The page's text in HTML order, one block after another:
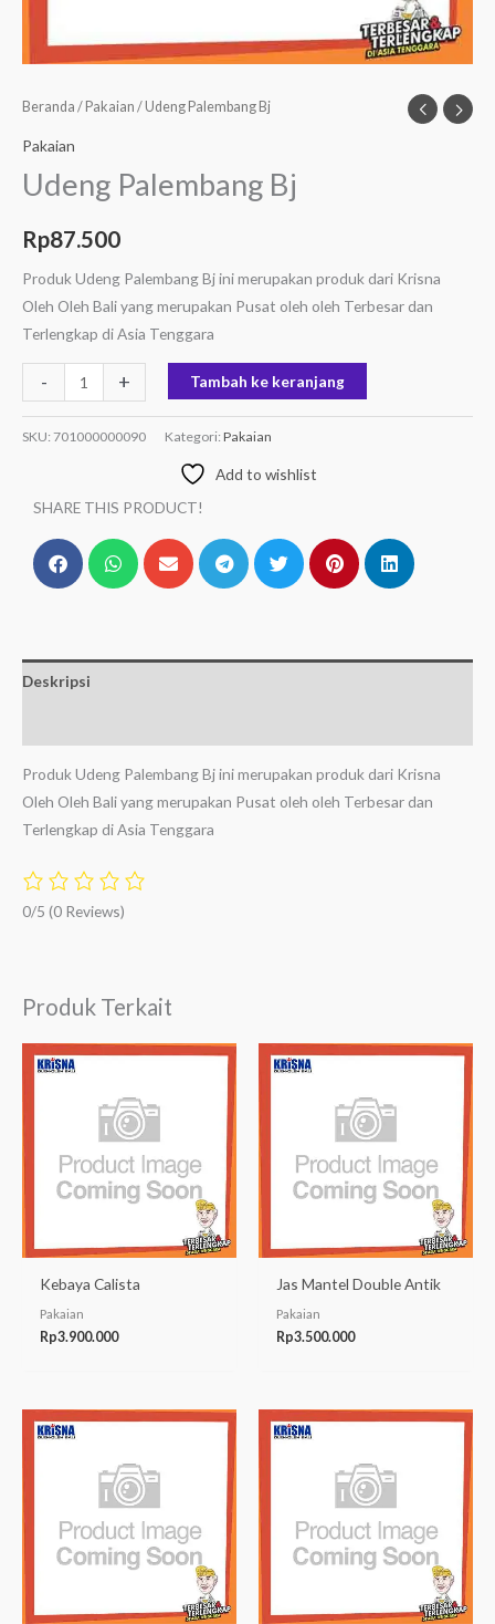
Beranda / Pakaian / Udeng Palembang Bj
Pakaian
Udeng Palembang Bj
Rp87.500
Produk Udeng Palembang Bj ini merupakan produk dari Krisna
Oleh Oleh Bali yang merupakan Pusat oleh oleh Terbesar dan
Terlengkap di Asia Tenggara
- + Tambah ke keranjang
SKU: 701000000090 Kategori: Pakaian
Add to wishlist
SHARE THIS PRODUCT!
Deskripsi
Produk Udeng Palembang Bj ini merupakan produk dari Krisna
Oleh Oleh Bali yang merupakan Pusat oleh oleh Terbesar dan
Terlengkap di Asia Tenggara
0/5 (0 Reviews)
Produk Terkait
Kebaya Calista
Pakaian
Rp3.900.000
Jas Mantel Double Antik
Pakaian
Rp3.500.000